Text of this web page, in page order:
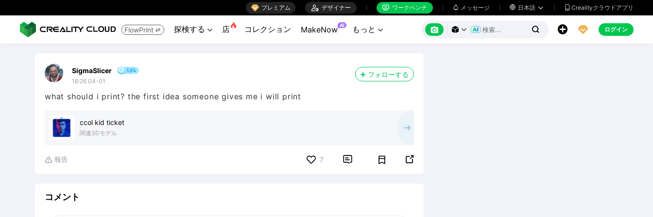
 プレミアム  デザイナー  ワークベンチ  メッセージ  日本語   Crealityクラウドアプリ
FlowPrint  探検する  店 コレクション MakeNow AI もっと        ログイン
SigmaSlicer
16:26 04-01
フォローする
what should i print? the first idea someone gives me i will print
ccol kid ticket
関連3Dモデル
 報告 7  
コメント